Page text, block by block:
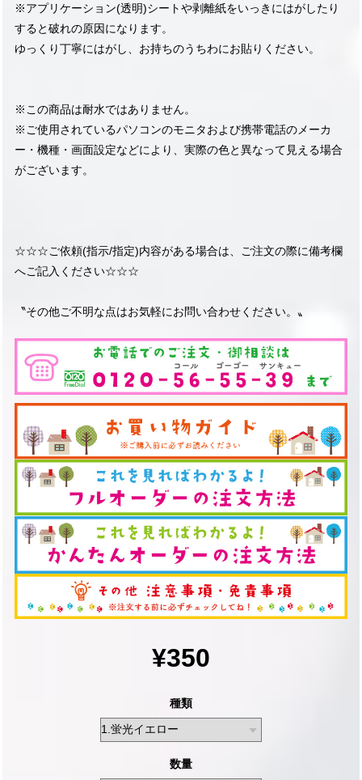
※アプリケーション(透明)シートや剥離紙をいっきにはがしたり
すると破れの原因になります。
ゆっくり丁寧にはがし、お持ちのうちわにお貼りください。
※この商品は耐水ではありません。
※ご使用されているパソコンのモニタおよび携帯電話のメーカ
ー・機種・画面設定などにより、実際の色と異なって見える場合
がございます。
☆☆☆ご依頼(指示/指定)内容がある場合は、ご注文の際に備考欄
へご記入ください☆☆☆
〝その他ご不明な点はお気軽にお問い合わせください。〟
¥350
種類
数量